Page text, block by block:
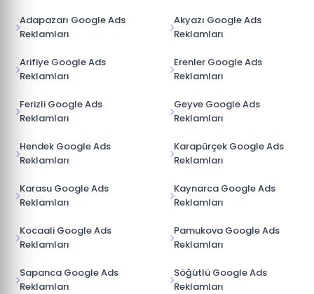
Adapazarı Google Ads
Reklamları
Akyazı Google Ads
Reklamları
Arifiye Google Ads
Reklamları
Erenler Google Ads
Reklamları
Ferizli Google Ads
Reklamları
Geyve Google Ads
Reklamları
Hendek Google Ads
Reklamları
Karapürçek Google Ads
Reklamları
Karasu Google Ads
Reklamları
Kaynarca Google Ads
Reklamları
Kocaali Google Ads
Reklamları
Pamukova Google Ads
Reklamları
Sapanca Google Ads
Reklamları
Söğütlü Google Ads
Reklamları